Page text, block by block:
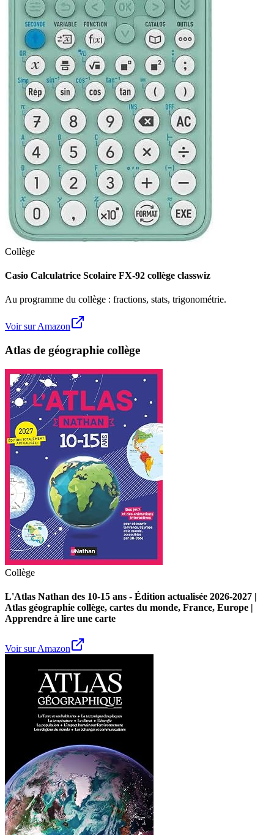
Collège
Casio Calculatrice Scolaire FX-92 collège classwiz
Au programme du collège : fractions, stats, trigonométrie.
Voir sur Amazon
Atlas de géographie collège
Collège
L'Atlas Nathan des 10-15 ans - Édition actualisée 2026-2027 |
Atlas géographie collège, cartes du monde, France, Europe |
Apprendre à lire une carte
Voir sur Amazon